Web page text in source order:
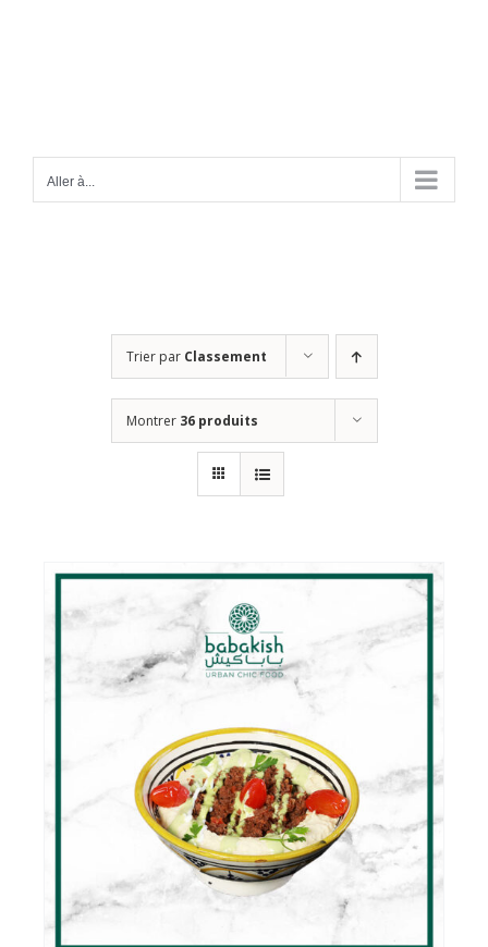
Aller à...
Trier par Classement
Montrer 36 produits